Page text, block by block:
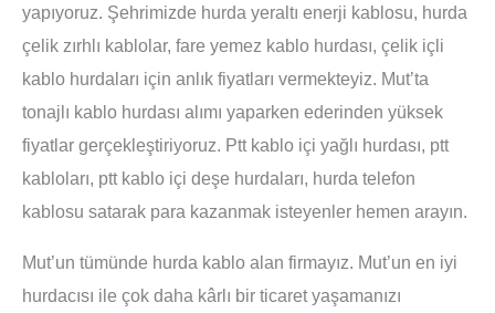
yapıyoruz. Şehrimizde hurda yeraltı enerji kablosu, hurda
çelik zırhlı kablolar, fare yemez kablo hurdası, çelik içli
kablo hurdaları için anlık fiyatları vermekteyiz. Mut’ta
tonajlı kablo hurdası alımı yaparken ederinden yüksek
fiyatlar gerçekleştiriyoruz. Ptt kablo içi yağlı hurdası, ptt
kabloları, ptt kablo içi deşe hurdaları, hurda telefon
kablosu satarak para kazanmak isteyenler hemen arayın.
Mut’un tümünde hurda kablo alan firmayız. Mut’un en iyi
hurdacısı ile çok daha kârlı bir ticaret yaşamanızı